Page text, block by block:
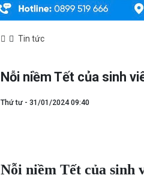
Tin tức
Nỗi niềm Tết của sinh
Thứ tư - 31/01/2024 09:40
Nỗi niềm Tết của sinh